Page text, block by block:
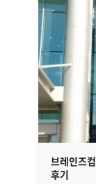
브레인즈
후기